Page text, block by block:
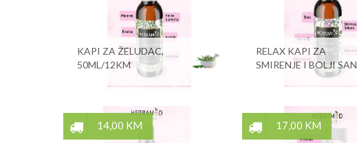
KAPI ZA ŽELUDAC,
50ML/12KM
RELAX KAPI ZA
SMIRENJE I BOLJI SAN
14,00 KM 17,00 KM